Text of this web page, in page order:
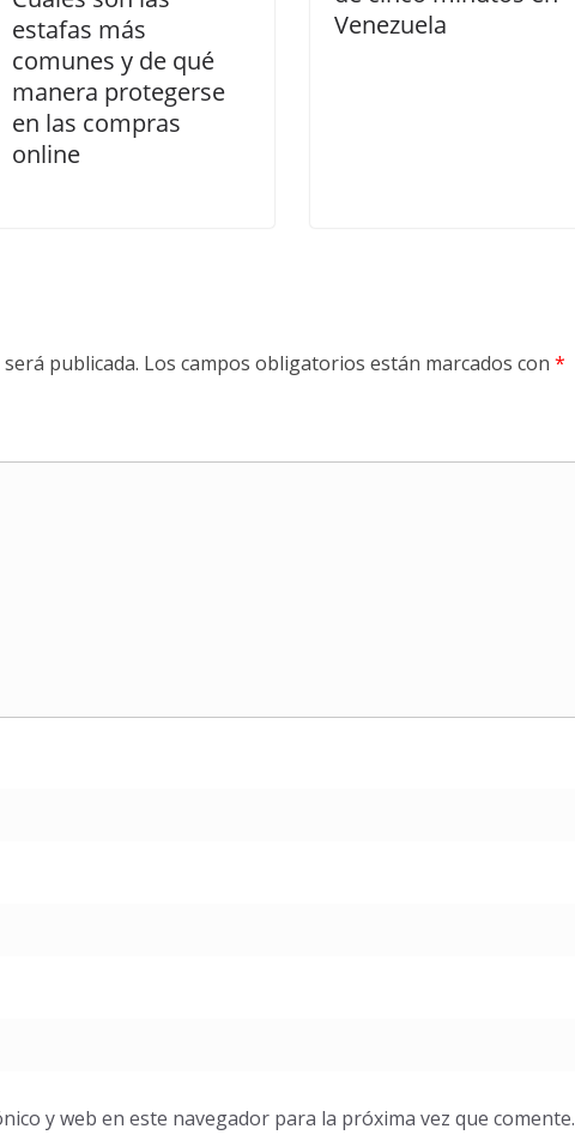
estafas más
comunes y de qué
manera protegerse
en las compras
online
Venezuela
publicada. Los campos obligatorios están marcados con *
y web en este navegador para la próxima vez que comente.